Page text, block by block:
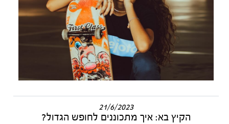
21/6/2023
הקיץ בא: איך מתכוננים לחופש הגדול?